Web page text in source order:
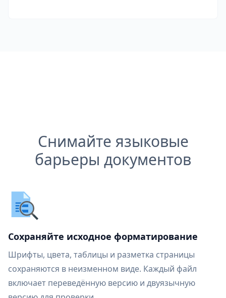
Снимайте языковые
барьеры документов
Сохраняйте исходное форматирование
Шрифты, цвета, таблицы и разметка страницы
сохраняются в неизменном виде. Каждый файл
включает переведённую версию и двуязычную